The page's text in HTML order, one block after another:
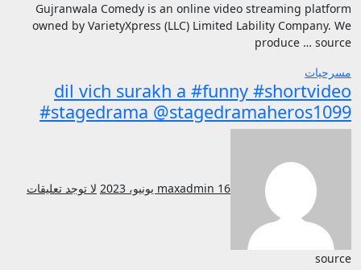
Gujranwala Comedy is an online video streaming platform
owned by VarietyXpress (LLC) Limited Lability Company. We
produce … source
مسرحيات
dil vich surakh a #funny #shortvideo
#stagedrama @stagedramaheros1099
maxadmin 16 يونيو، 2023 لا توجد تعليقات
source